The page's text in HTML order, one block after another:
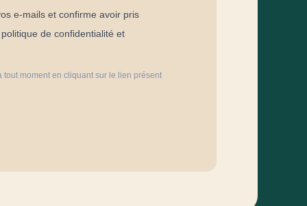
e-mails et confirme avoir pris
de confidentialité et
tout moment en cliquant sur le lien présent